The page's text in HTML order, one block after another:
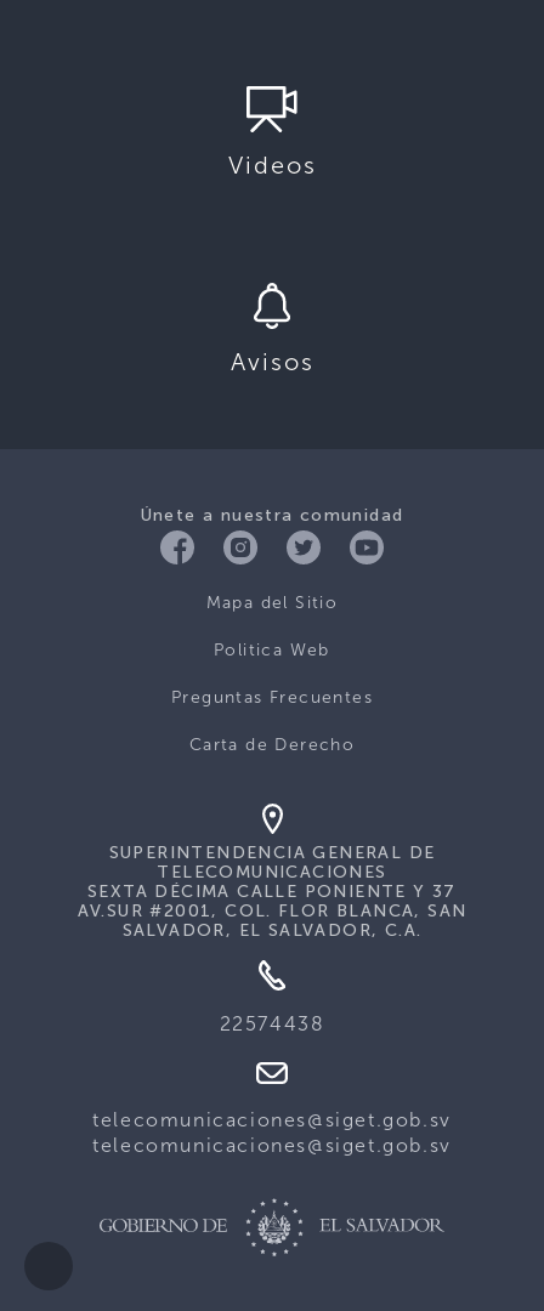
Videos
Avisos
Únete a nuestra comunidad
Mapa del Sitio
Politica Web
Preguntas Frecuentes
Carta de Derecho
SUPERINTENDENCIA GENERAL DE
TELECOMUNICACIONES
SEXTA DÉCIMA CALLE PONIENTE Y 37
AV.SUR #2001, COL. FLOR BLANCA, SAN
SALVADOR, EL SALVADOR, C.A.
22574438
telecomunicaciones@siget.gob.sv
telecomunicaciones@siget.gob.sv